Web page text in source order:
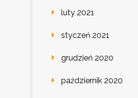
luty 2021
styczeń 2021
grudzień 2020
październik 2020